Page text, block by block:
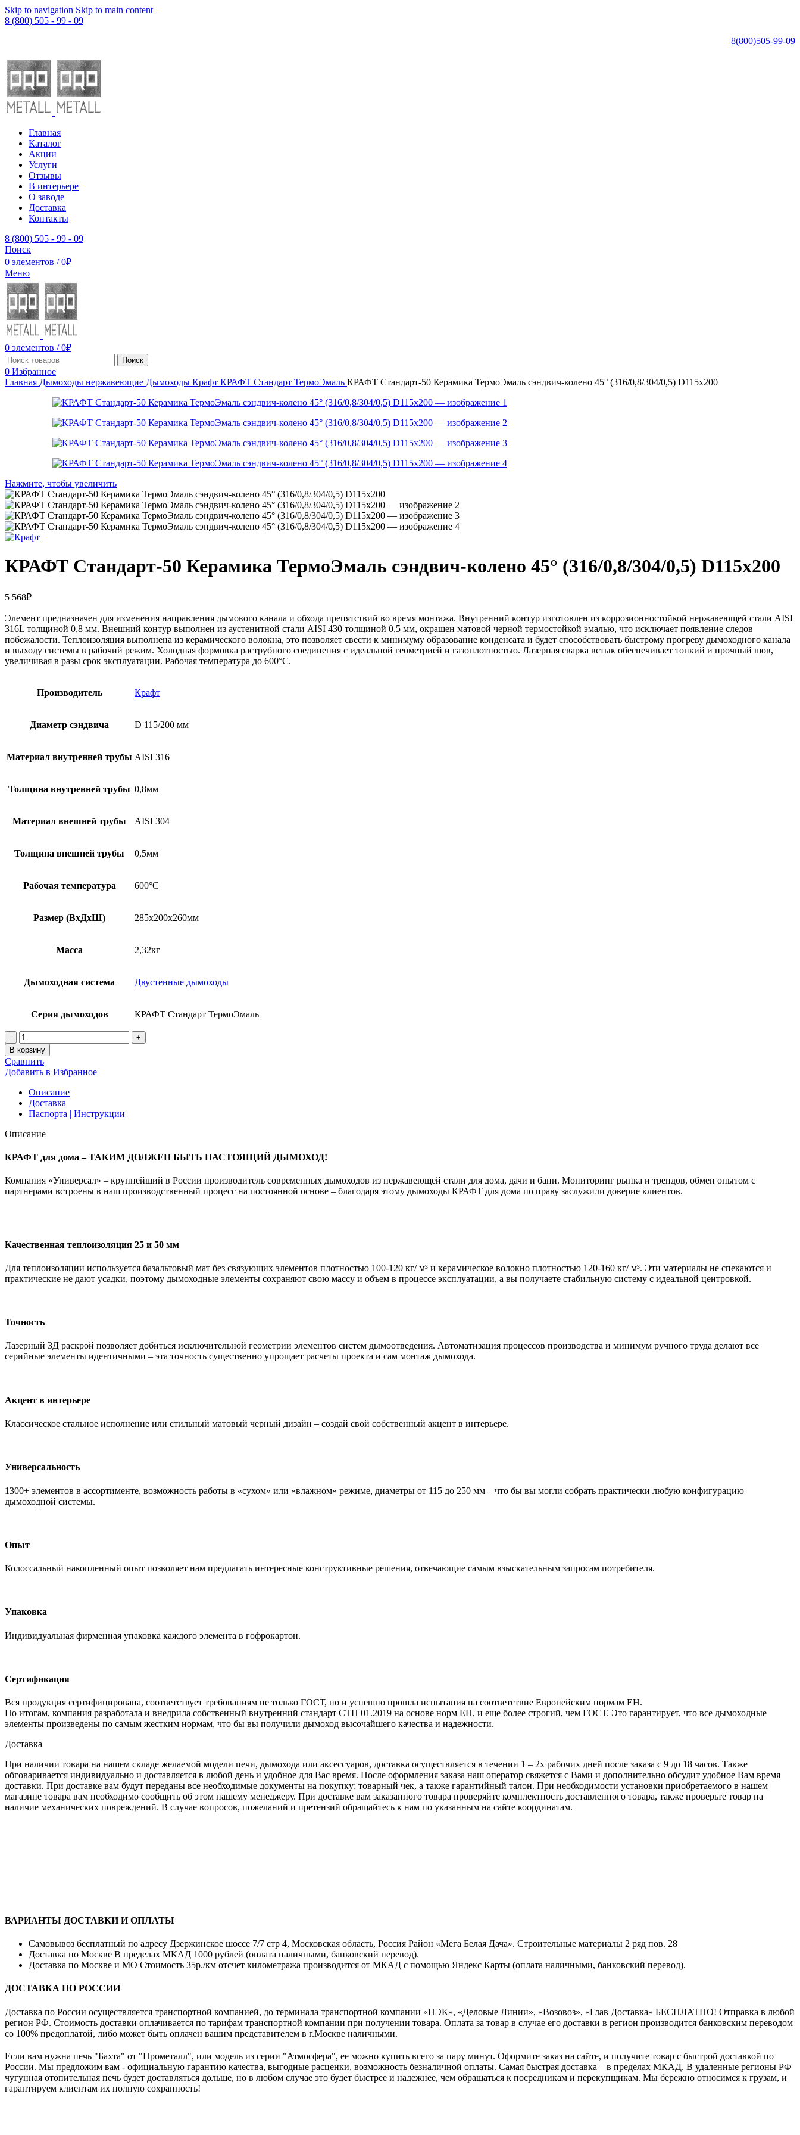
Skip to navigation Skip to main content
8 (800) 505 - 99 - 09
8(800)505-99-09
Главная
Каталог
Акции
Услуги
Отзывы
В интерьере
О заводе
Доставка
Контакты
8 (800) 505 - 99 - 09
Поиск
0 элементов / 0₽
Меню
0 элементов / 0₽
Поиск
0 Избранное
Главная Дымоходы нержавеющие Дымоходы Крафт КРАФТ Стандарт ТермоЭмаль КРАФТ Стандарт-50 Керамика ТермоЭмаль сэндвич-колено 45° (316/0,8/304/0,5) D115х200
Нажмите, чтобы увеличить
КРАФТ Стандарт-50 Керамика ТермоЭмаль сэндвич-колено 45° (316/0,8/304/0,5) D115х200
5 568₽
Элемент предназначен для изменения направления дымового канала и обхода препятствий во время монтажа. Внутренний контур изготовлен из коррозионностойкой нержавеющей стали AISI
316L толщиной 0,8 мм. Внешний контур выполнен из аустенитной стали AISI 430 толщиной 0,5 мм, окрашен матовой черной термостойкой эмалью, что исключает появление следов
побежалости. Теплоизоляция выполнена из керамического волокна, это позволяет свести к минимуму образование конденсата и будет способствовать быстрому прогреву дымоходного канала
и выходу системы в рабочий режим. Холодная формовка раструбного соединения с идеальной геометрией и газоплотностью. Лазерная сварка встык обеспечивает тонкий и прочный шов,
увеличивая в разы срок эксплуатации. Рабочая температура до 600°С.
Производитель Крафт
Диаметр сэндвича D 115/200 мм
Материал внутренней трубы AISI 316
Толщина внутренней трубы 0,8мм
Материал внешней трубы AISI 304
Толщина внешней трубы 0,5мм
Рабочая температура 600°C
Размер (ВхДхШ) 285х200х260мм
Масса 2,32кг
Дымоходная система Двустенные дымоходы
Серия дымоходов КРАФТ Стандарт ТермоЭмаль
Количество
товара
КРАФТ
Стандарт-50
Керамика
ТермоЭмаль
сэндвич-
колено
45°
(316/0,8/304/0,5)
В корзину
Сравнить
Добавить в Избранное
Описание
Доставка
Паспорта | Инструкции
Описание
КРАФТ для дома – ТАКИМ ДОЛЖЕН БЫТЬ НАСТОЯЩИЙ ДЫМОХОД!
Компания «Универсал» – крупнейший в России производитель современных дымоходов из нержавеющей стали для дома, дачи и бани. Мониторинг рынка и трендов, обмен опытом с
партнерами встроены в наш производственный процесс на постоянной основе – благодаря этому дымоходы КРАФТ для дома по праву заслужили доверие клиентов.
Качественная теплоизоляция 25 и 50 мм
Для теплоизоляции используется базальтовый мат без связующих элементов плотностью 100-120 кг/ м³ и керамическое волокно плотностью 120-160 кг/ м³. Эти материалы не спекаются и
практические не дают усадки, поэтому дымоходные элементы сохраняют свою массу и объем в процессе эксплуатации, а вы получаете стабильную систему с идеальной центровкой.
Точность
Лазерный 3Д раскрой позволяет добиться исключительной геометрии элементов систем дымоотведения. Автоматизация процессов производства и минимум ручного труда делают все
серийные элементы идентичными – эта точность существенно упрощает расчеты проекта и сам монтаж дымохода.
Акцент в интерьере
Классическое стальное исполнение или стильный матовый черный дизайн – создай свой собственный акцент в интерьере.
Универсальность
1300+ элементов в ассортименте, возможность работы в «сухом» или «влажном» режиме, диаметры от 115 до 250 мм – что бы вы могли собрать практически любую конфигурацию
дымоходной системы.
Опыт
Колоссальный накопленный опыт позволяет нам предлагать интересные конструктивные решения, отвечающие самым взыскательным запросам потребителя.
Упаковка
Индивидуальная фирменная упаковка каждого элемента в гофрокартон.
Сертификация
Вся продукция сертифицирована, соответствует требованиям не только ГОСТ, но и успешно прошла испытания на соответствие Европейским нормам EН.
По итогам, компания разработала и внедрила собственный внутренний стандарт СТП 01.2019 на основе норм EН, и еще более строгий, чем ГОСТ. Это гарантирует, что все дымоходные
элементы произведены по самым жестким нормам, что бы вы получили дымоход высочайшего качества и надежности.
Доставка
При наличии товара на нашем складе желаемой модели печи, дымохода или аксессуаров, доставка осуществляется в течении 1 – 2х рабочих дней после заказа с 9 до 18 часов. Также
обговаривается индивидуально и доставляется в любой день и удобное для Вас время. После оформления заказа наш оператор свяжется с Вами и дополнительно обсудит удобное Вам время
доставки. При доставке вам будут переданы все необходимые документы на покупку: товарный чек, а также гарантийный талон. При необходимости установки приобретаемого в нашем
магазине товара вам необходимо сообщить об этом нашему менеджеру. При доставке вам заказанного товара проверяйте комплектность доставленного товара, также проверьте товар на
наличие механических повреждений. В случае вопросов, пожеланий и претензий обращайтесь к нам по указанным на сайте координатам.
ВАРИАНТЫ ДОСТАВКИ И ОПЛАТЫ
Самовывоз бесплатный по адресу Дзержинское шоссе 7/7 стр 4, Московская область, Россия Район «Мега Белая Дача». Строительные материалы 2 ряд пов. 28
Доставка по Москве В пределах МКАД 1000 рублей (оплата наличными, банковский перевод).
Доставка по Москве и МО Стоимость 35р./км отсчет километража производится от МКАД с помощью Яндекс Карты (оплата наличными, банковский перевод).
ДОСТАВКА ПО РОССИИ
Доставка по России осуществляется транспортной компанией, до терминала транспортной компании «ПЭК», «Деловые Линии», «Возовоз», «Глав Доставка» БЕСПЛАТНО! Отправка в любой
регион РФ. Стоимость доставки оплачивается по тарифам транспортной компании при получении товара. Оплата за товар в случае его доставки в регион производится банковским переводом
со 100% предоплатой, либо может быть оплачен вашим представителем в г.Москве наличными.
Если вам нужна печь "Бахта" от "Прометалл", или модель из серии "Атмосфера", ее можно купить всего за пару минут. Оформите заказ на сайте, и получите товар с быстрой доставкой по
России. Мы предложим вам - официальную гарантию качества, выгодные расценки, возможность безналичной оплаты. Самая быстрая доставка – в пределах МКАД. В удаленные регионы РФ
чугунная отопительная печь будет доставляться дольше, но в любом случае это будет быстрее и надежнее, чем обращаться к посредникам и перекупщикам. Мы бережно относимся к грузам, и
гарантируем клиентам их полную сохранность!